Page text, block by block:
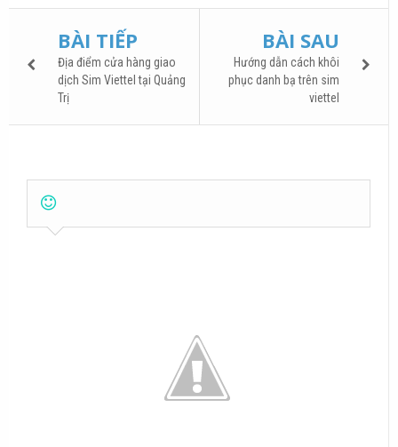
BÀI TIẾP
Địa điểm cửa hàng giao
dịch Sim Viettel tại Quảng
Trị
BÀI SAU
Hướng dẫn cách khôi
phục danh bạ trên sim
viettel